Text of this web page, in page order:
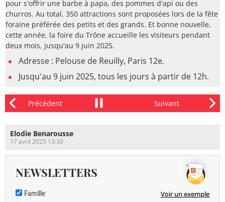
pour s'offrir une barbe à papa, des pommes d'api ou des
churros. Au total, 350 attractions sont proposées lors de la fête
foraine préférée des petits et des grands. Et bonne nouvelle,
cette année, la foire du Trône accueille les visiteurs pendant
deux mois, jusqu'au 9 juin 2025.
Adresse : Pelouse de Reuilly, Paris 12e.
Jusqu'au 9 juin 2025, tous les jours à partir de 12h.
Elodie Benarousse
17 avril 2025 13:30
NEWSLETTERS
Famille Voir un exemple